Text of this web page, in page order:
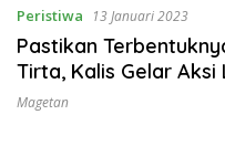
Peristiwa 13 Januari 2023
Pastikan
Tirta, Kalis Gelar Aksi
Magetan